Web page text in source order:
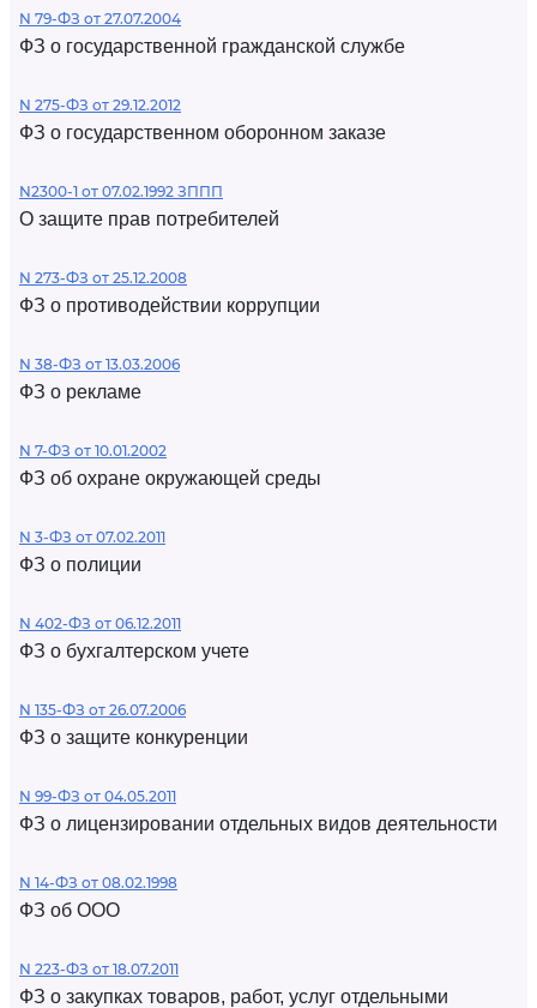
N 79-ФЗ от 27.07.2004
ФЗ о государственной гражданской службе
N 275-ФЗ от 29.12.2012
ФЗ о государственном оборонном заказе
N2300-1 от 07.02.1992 ЗППП
О защите прав потребителей
N 273-ФЗ от 25.12.2008
ФЗ о противодействии коррупции
N 38-ФЗ от 13.03.2006
ФЗ о рекламе
N 7-ФЗ от 10.01.2002
ФЗ об охране окружающей среды
N 3-ФЗ от 07.02.2011
ФЗ о полиции
N 402-ФЗ от 06.12.2011
ФЗ о бухгалтерском учете
N 135-ФЗ от 26.07.2006
ФЗ о защите конкуренции
N 99-ФЗ от 04.05.2011
ФЗ о лицензировании отдельных видов деятельности
N 14-ФЗ от 08.02.1998
ФЗ об ООО
N 223-ФЗ от 18.07.2011
ФЗ о закупках товаров, работ, услуг отдельными